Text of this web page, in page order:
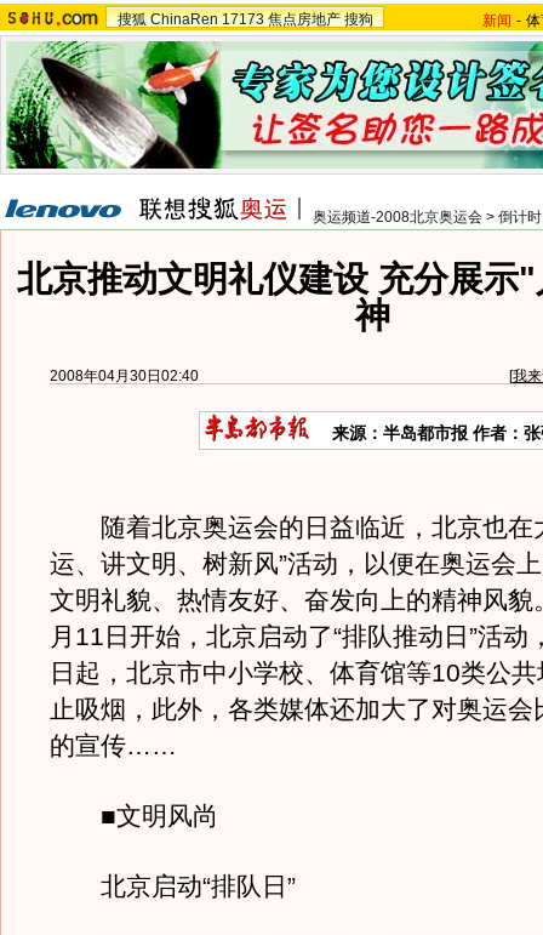
搜狐 ChinaRen 17173 焦点房地产 搜狗 新闻 -
奥运频道-2008北京奥运会 > 倒计
北京推动文明礼仪建设 充分展示
神
2008年04月30日02:40 [我
来源：半岛都市报 作者：
随着北京奥运会的日益临近，北京也在
运、讲文明、树新风”活动，以便在奥运会
文明礼貌、热情友好、奋发向上的精神风
月11日开始，北京启动了“排队推动日”活动
日起，北京市中小学校、体育馆等10类公
止吸烟，此外，各类媒体还加大了对奥运会
的宣传……
■文明风尚
北京启动“排队日”